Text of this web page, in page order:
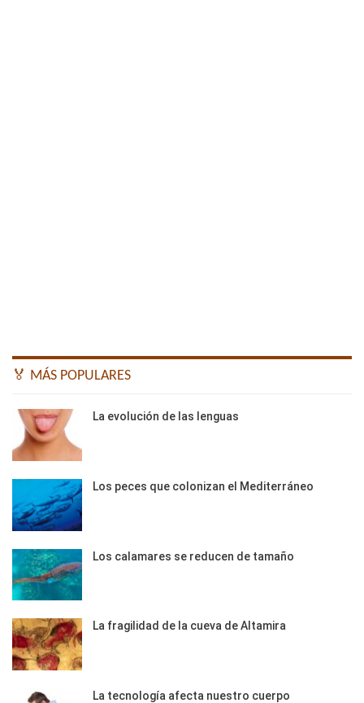
🏅 MÁS POPULARES
La evolución de las lenguas
Los peces que colonizan el Mediterráneo
Los calamares se reducen de tamaño
La fragilidad de la cueva de Altamira
La tecnología afecta nuestro cuerpo